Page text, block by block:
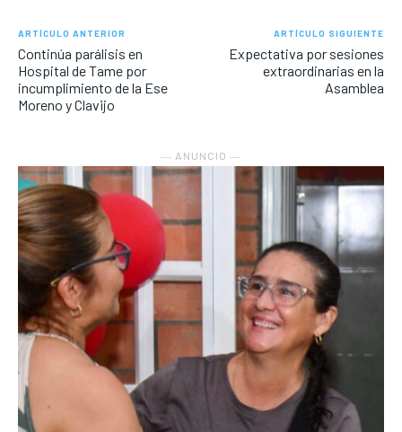
ARTÍCULO ANTERIOR
Continúa parálisis en
Hospital de Tame por
incumplimiento de la Ese
Moreno y Clavijo
ARTÍCULO SIGUIENTE
Expectativa por sesiones
extraordinarias en la
Asamblea
― ANUNCIO ―